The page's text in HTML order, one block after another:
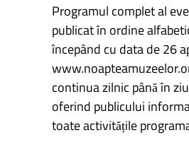
Programul complet al
publicat în ordine
începând cu data de 26
continua zilnic până în
oferind publicului
toate activitățile